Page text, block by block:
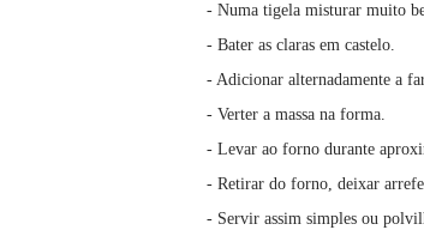
- Numa tigela misturar muito
- Bater as claras em castelo.
- Adicionar alternadamente a
- Verter a massa na forma.
- Levar ao forno durante
- Retirar do forno, deixar
- Servir assim simples ou